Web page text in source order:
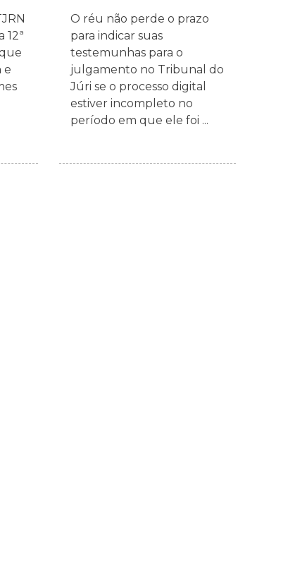
12ª
e
O réu não perde o prazo
para indicar suas
testemunhas para o
julgamento no Tribunal do
Júri se o processo digital
estiver incompleto no
período em que ele foi ...